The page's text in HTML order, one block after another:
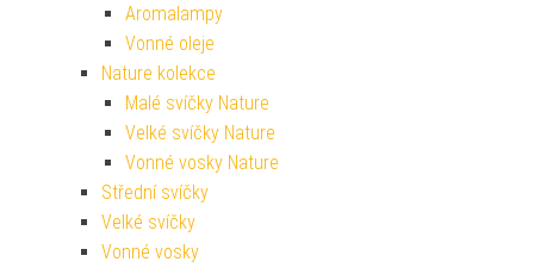
Aromalampy
Vonné oleje
Nature kolekce
Malé svíčky Nature
Velké svíčky Nature
Vonné vosky Nature
Střední svíčky
Velké svíčky
Vonné vosky